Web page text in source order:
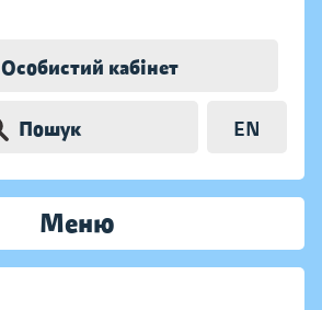
Особистий кабінет
Пошук EN
Меню